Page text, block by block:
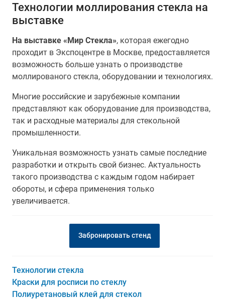
Технологии моллирования стекла на
выставке
На выставке «Мир Стекла», которая ежегодно
проходит в Экспоцентре в Москве, предоставляется
возможность больше узнать о производстве
моллированого стекла, оборудовании и технологиях.
Многие российские и зарубежные компании
представляют как оборудование для производства,
так и расходные материалы для стекольной
промышленности.
Уникальная возможность узнать самые последние
разработки и открыть свой бизнес. Актуальность
такого производства с каждым годом набирает
обороты, и сфера применения только
увеличивается.
Забронировать стенд
Технологии стекла
Краски для росписи по стеклу
Полиуретановый клей для стекол